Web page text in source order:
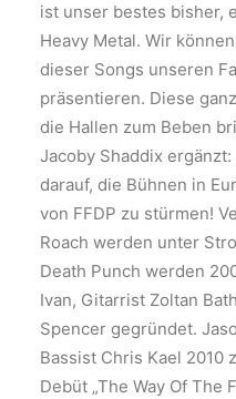
ist unser bestes bisher,
Heavy Metal. Wir
dieser Songs unseren
präsentieren. Diese
die Hallen zum Beben
Jacoby Shaddix
darauf, die Bühnen in
von FFDP zu stürmen!
Roach werden unter
Death Punch werden
Ivan, Gitarrist Zoltan
Spencer gegründet.
Bassist Chris Kael 2010
Debüt „The Way Of The